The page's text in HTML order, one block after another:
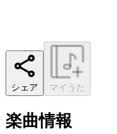
シェア マイうた
楽曲情報